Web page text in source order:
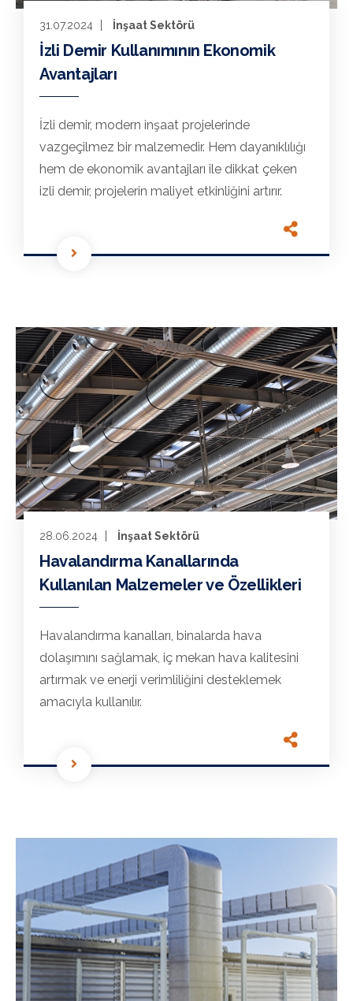
31.07.2024 İnşaat Sektörü
İzli Demir Kullanımının Ekonomik
Avantajları
İzli demir, modern inşaat projelerinde
vazgeçilmez bir malzemedir. Hem dayanıklılığı
hem de ekonomik avantajları ile dikkat çeken
izli demir, projelerin maliyet etkinliğini artırır.
28.06.2024 İnşaat Sektörü
Havalandırma Kanallarında
Kullanılan Malzemeler ve Özellikleri
Havalandırma kanalları, binalarda hava
dolaşımını sağlamak, iç mekan hava kalitesini
artırmak ve enerji verimliliğini desteklemek
amacıyla kullanılır.